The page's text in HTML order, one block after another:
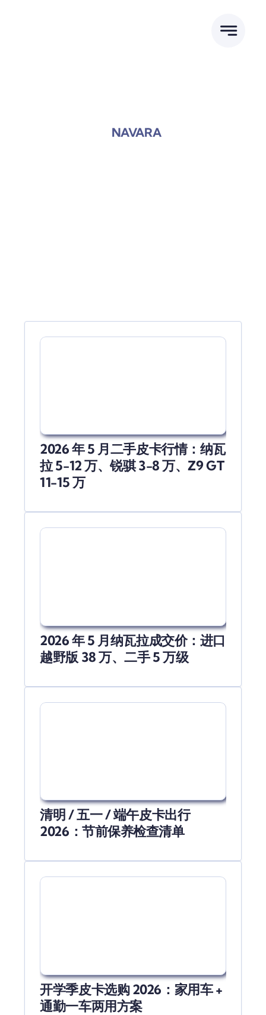
NAVARA
2026 年 5 月二手皮卡行情：纳瓦
拉 5-12 万、锐骐 3-8 万、Z9 GT
11-15 万
2026 年 5 月纳瓦拉成交价：进口
越野版 38 万、二手 5 万级
清明 / 五一 / 端午皮卡出行
2026：节前保养检查清单
开学季皮卡选购 2026：家用车 +
通勤一车两用方案